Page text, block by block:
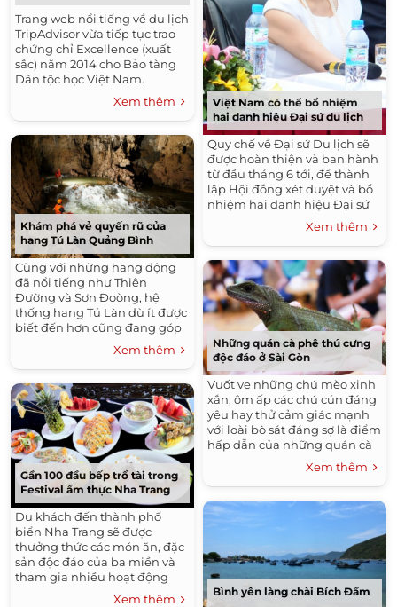
Trang web nổi tiếng về du lịch
TripAdvisor vừa tiếp tục trao
chứng chỉ Excellence (xuất
sắc) năm 2014 cho Bảo tàng
Dân tộc học Việt Nam.
Xem thêm
Khám phá vẻ quyến rũ của
hang Tú Làn Quảng Bình
Cùng với những hang động
đã nổi tiếng như Thiên
Đường và Sơn Đoòng, hệ
thống hang Tú Làn dù ít được
biết đến hơn cũng đang góp
phần tạo sự hấp dẫn của
Quảng Bình với du khách ưa
khám phá.
Xem thêm
Gần 100 đầu bếp trổ tài trong
Festival ẩm thực Nha Trang
Du khách đến thành phố
biển Nha Trang sẽ được
thưởng thức các món ăn, đặc
sản độc đáo của ba miền và
tham gia nhiều hoạt động
hấp dẫn tại Festival văn hóa
Xem thêm
Việt Nam có thể bổ nhiệm
hai danh hiệu Đại sứ du lịch
Quy chế về Đại sứ Du lịch sẽ
được hoàn thiện và ban hành
từ đầu tháng 6 tới, để thành
lập Hội đồng xét duyệt và bổ
nhiệm hai danh hiệu Đại sứ
du lịch của Việt Nam.Xem thêm
Những quán cà phê thú cưng
độc đáo ở Sài Gòn
Vuốt ve những chú mèo xinh
xắn, ôm ấp các chú cún đáng
yêu hay thử cảm giác mạnh
với loài bò sát đáng sợ là điểm
hấp dẫn của những quán cà
Xem thêm
Bình yên làng chài Bích Đầm